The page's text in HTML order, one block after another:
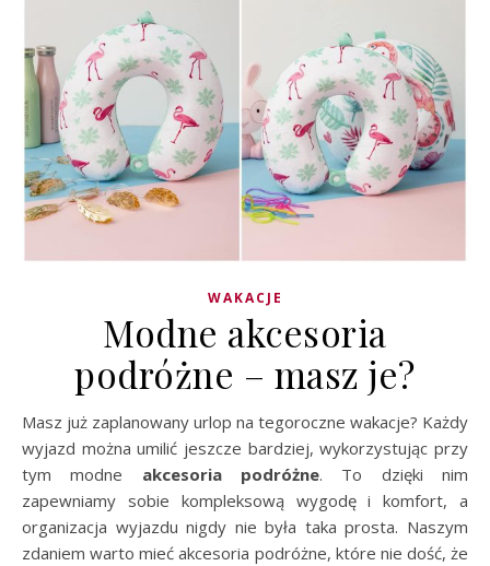
WAKACJE
Modne akcesoria
podróżne – masz je?
Masz już zaplanowany urlop na tegoroczne wakacje? Każdy
wyjazd można umilić jeszcze bardziej, wykorzystując przy
tym modne akcesoria podróżne. To dzięki nim
zapewniamy sobie kompleksową wygodę i komfort, a
organizacja wyjazdu nigdy nie była taka prosta. Naszym
zdaniem warto mieć akcesoria podróżne, które nie dość, że